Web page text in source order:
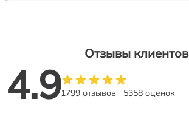
Отзывы клиентов
4.91799 отзывов 5358 оценок